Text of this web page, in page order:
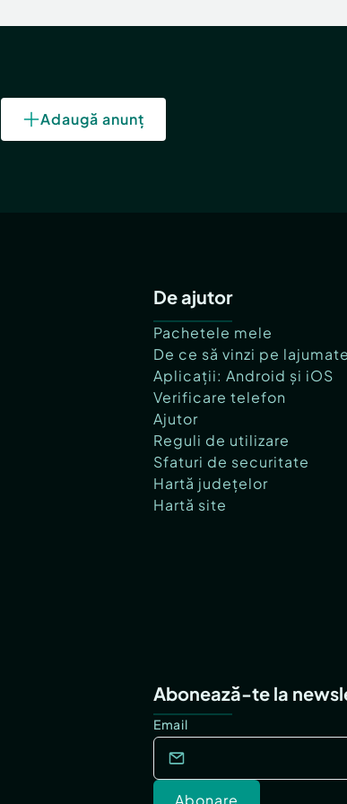
Adaugă anunț
De ajutor
Pachetele mele
De ce să vinzi pe
Aplicații: Android și iOS
Verificare telefon
Ajutor
Reguli de utilizare
Sfaturi de securitate
Hartă județelor
Hartă site
Abonează-te la
Email
Abonare